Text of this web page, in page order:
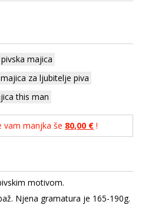
pivska majica
majica za ljubitelje piva
this man
vam manjka še 80,00 € !
motivom.
Njena gramatura je 165-190g.